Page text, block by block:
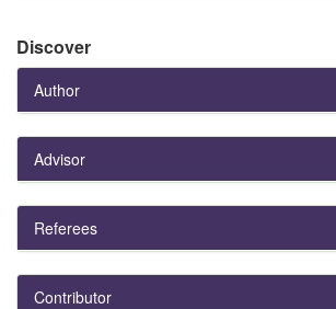
Discover
Author
Advisor
Referees
Contributor